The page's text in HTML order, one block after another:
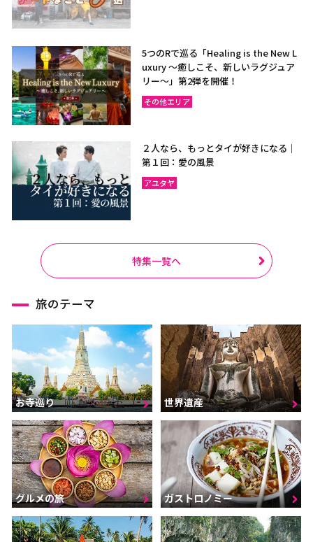
5つのRで巡る「Healing is the New L
uxury ～癒しこそ、新しいラグジュア
リー〜」第2弾を開催！
その他エリア
２人なら、もっとタイが好きになる｜
第１回：愛の風景
アユタヤ
特集一覧へ
旅のテーマ
お寺巡り 世界遺産
グルメの旅 ガストロノミー